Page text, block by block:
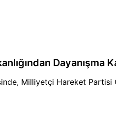
Dayanışma
Milliyetçi Hareket Partisi